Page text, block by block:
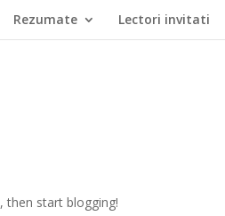
Rezumate Lectori invitati
then start blogging!